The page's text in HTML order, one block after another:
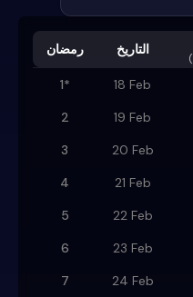
رمضان التاريخ
(
1* 18 Feb
2
19 Feb
3
20 Feb
4
21 Feb
5
22 Feb
6
23 Feb
7
24 Feb